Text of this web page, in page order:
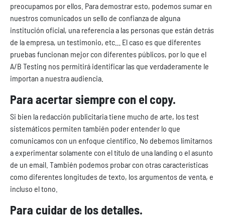
preocupamos por ellos. Para demostrar esto, podemos sumar en
nuestros comunicados un sello de confianza de alguna
institución oficial, una referencia a las personas que están detrás
de la empresa, un testimonio, etc… El caso es que diferentes
pruebas funcionan mejor con diferentes públicos, por lo que el
A/B Testing nos permitirá identificar las que verdaderamente le
importan a nuestra audiencia.
Para acertar siempre con el copy.
Si bien la redacción publicitaria tiene mucho de arte, los test
sistemáticos permiten también poder entender lo que
comunicamos con un enfoque científico. No debemos limitarnos
a experimentar solamente con el título de una landing o el asunto
de un email. También podemos probar con otras características
como diferentes longitudes de texto, los argumentos de venta, e
incluso el tono.
Para cuidar de los detalles.